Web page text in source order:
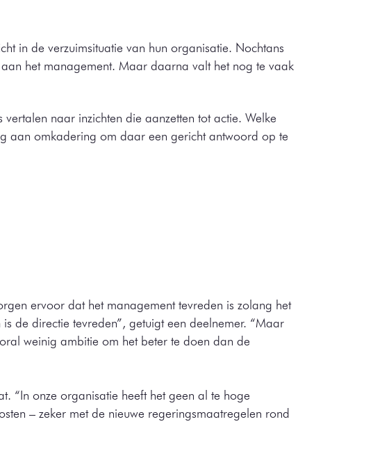
in de verzuimsituatie van hun organisatie. Nochtans
het management. Maar daarna valt het nog te vaak
naar inzichten die aanzetten tot actie. Welke
aan omkadering om daar een gericht antwoord op te
ervoor dat het management tevreden is zolang het
de directie tevreden”, getuigt een deelnemer. “Maar
weinig ambitie om het beter te doen dan de
“In onze organisatie heeft het geen al te hoge
– zeker met de nieuwe regeringsmaatregelen rond